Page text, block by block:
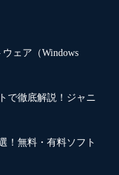
ェア（Windows
で徹底解説！ジャニ
！無料・有料ソフト